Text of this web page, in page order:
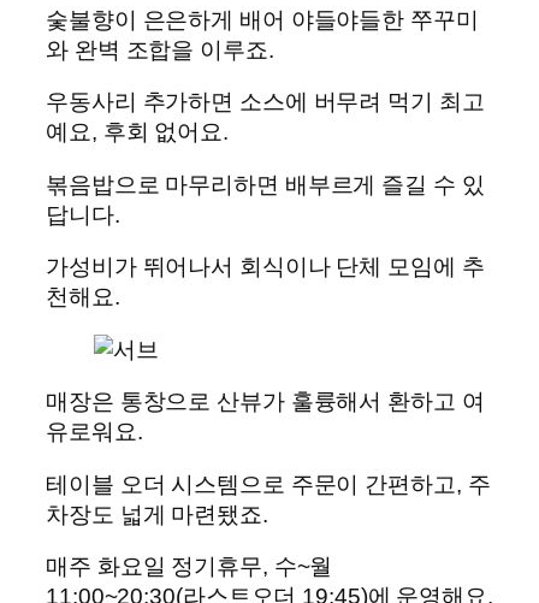
숯불향이 은은하게 배어 야들야들한 쭈꾸미
와 완벽 조합을 이루죠.
우동사리 추가하면 소스에 버무려 먹기 최고
예요, 후회 없어요.
볶음밥으로 마무리하면 배부르게 즐길 수 있
답니다.
가성비가 뛰어나서 회식이나 단체 모임에 추
천해요.
매장은 통창으로 산뷰가 훌륭해서 환하고 여
유로워요.
테이블 오더 시스템으로 주문이 간편하고, 주
차장도 넓게 마련됐죠.
매주 화요일 정기휴무, 수~월
11:00~20:30(라스트오더 19:45)에 운영해요.